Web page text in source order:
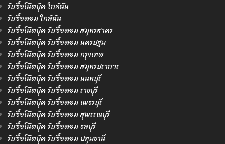
รับซื้อโน๊ตบุ๊ค ใกล้ฉัน
รับซื้อคอม ใกล้ฉัน
รับซื้อโน๊ตบุ๊ค รับซื้อคอม สมุทรสาคร
รับซื้อโน๊ตบุ๊ค รับซื้อคอม นครปฐม
รับซื้อโน๊ตบุ๊ค รับซื้อคอม กรุงเทพ
รับซื้อโน๊ตบุ๊ค รับซื้อคอม สมุทรปราการ
รับซื้อโน๊ตบุ๊ค รับซื้อคอม นนทบุรี
รับซื้อโน๊ตบุ๊ค รับซื้อคอม ราชบุรี
รับซื้อโน๊ตบุ๊ค รับซื้อคอม เพชรบุรี
รับซื้อโน๊ตบุ๊ค รับซื้อคอม สุพรรณบุรี
รับซื้อโน๊ตบุ๊ค รับซื้อคอม ชลบุรี
รับซื้อโน๊ตบุ๊ค รับซื้อคอม ปทุมธานี